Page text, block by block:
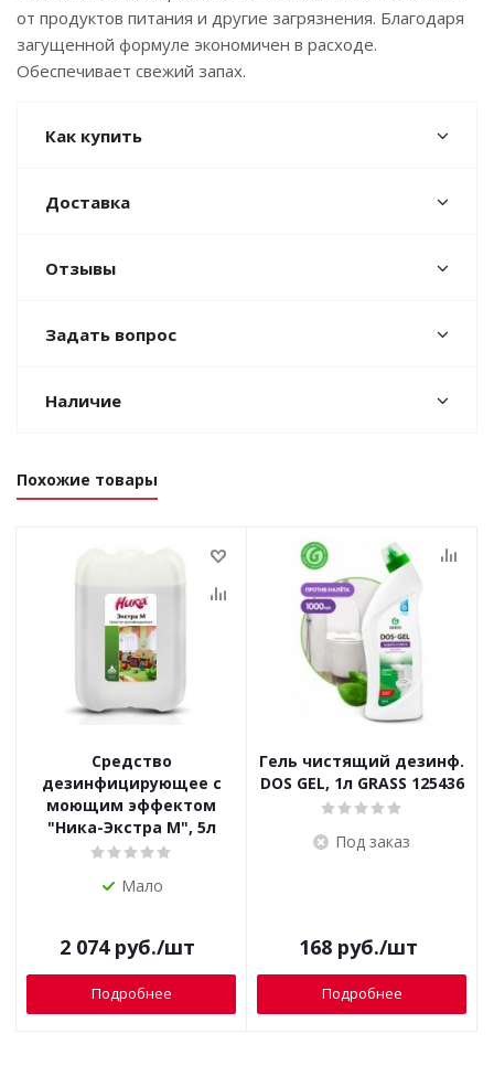
от продуктов питания и другие загрязнения. Благодаря
загущенной формуле экономичен в расходе.
Обеспечивает свежий запах.
Как купить
Доставка
Отзывы
Задать вопрос
Наличие
Похожие товары
Средство
дезинфицирующее с
моющим эффектом
"Ника-Экстра М", 5л
Мало
2 074руб./шт
Подробнее
Гель чистящий дезинф.
DOS GEL, 1л GRASS 125436
Под заказ
168руб./шт
Подробнее